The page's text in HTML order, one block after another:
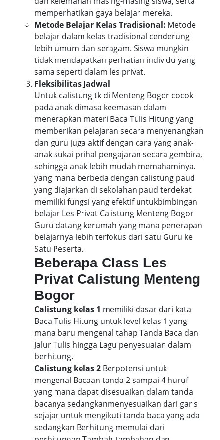
memperhatikan gaya belajar mereka.
Metode Belajar Kelas Tradisional: Metode
belajar dalam kelas tradisional cenderung
lebih umum dan seragam. Siswa mungkin
tidak mendapatkan perhatian individu yang
sama seperti dalam les privat.
Fleksibilitas Jadwal
Untuk calistung tk di Menteng Bogor cocok
pada anak dimasa keemasan dalam
menerapkan materi Baca Tulis Hitung yang
memberikan pelajaran secara menyenangkan
dan guru juga aktif dengan cara yang anak-
anak sukai prihal pengajaran secara gembira,
sehingga anak lebih mudah memahaminya.
yang mana berbeda dengan calistung paud
yang diajarkan di sekolahan paud terdekat
memiliki fungsi yang efektif untukbimbingan
belajar Les Privat Calistung Menteng Bogor
Guru datang kerumah yang mana penerapan
belajarnya lebih terfokus dari satu Guru ke
Satu Peserta.
Beberapa Class Les
Privat Calistung Menteng
Bogor
Calistung kelas 1 memiliki dasar dari kata
Baca Tulis Hitung untuk level kelas 1 yang
mana baru mengenal tahap Tanda Baca dan
Jalur Tulis hingga Lagu penyesuaian dalam
berhitung.
Calistung kelas 2 Berpotensi untuk
mengenal Bacaan tanda 2 sampai 4 huruf
yang mana dapat disesuaikan dalam tanda
bacanya sedangkanmenyesuaikan dari garis
sejajar untuk mengikuti tanda baca yang ada
sedangkan Berhitung memulai dari